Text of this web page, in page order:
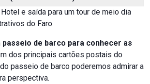
e saída para um tour de meio dia
do Faro.
passeio de barco para conhecer as
dos principais cartões postais do
passeio de barco poderemos admirar a
perspectiva.